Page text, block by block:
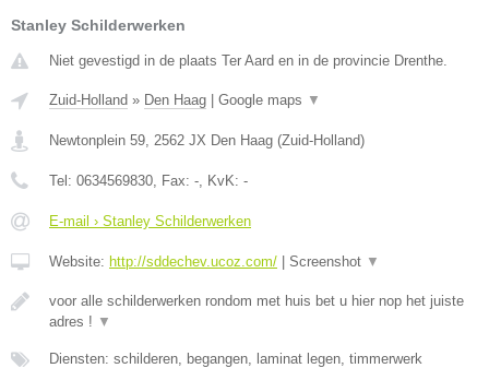
Stanley Schilderwerken
Niet gevestigd in de plaats Ter Aard en in de provincie Drenthe.
Zuid-Holland » Den Haag Google maps ▼
Newtonplein 59, 2562 JX Den Haag (Zuid-Holland)
Tel: 0634569830, Fax: -, KvK: -
E-mail › Stanley Schilderwerken
Website: http://sddechev.ucoz.com/ Screenshot ▼
voor alle schilderwerken rondom met huis bet u hier nop het juiste
adres ! ▼
Diensten: schilderen, begangen, laminat legen, timmerwerk